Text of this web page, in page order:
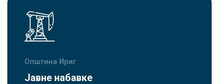
Општина Ириг
Јавне набавке